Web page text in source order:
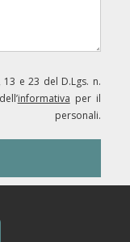
e 23 del D.Lgs. n.
informativa per il